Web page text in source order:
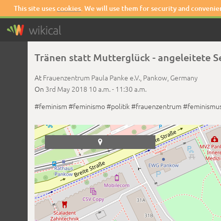
This site usescookies. We will use them for security and
Tränen statt Mutterglück - angeleitete
At Frauenzentrum Paula Panke e.V., Pankow, Germany
On 3rd May 2018 10 a.m. - 11:30 a.m.
#feminism #feminismo#politik#frauenzentrum
